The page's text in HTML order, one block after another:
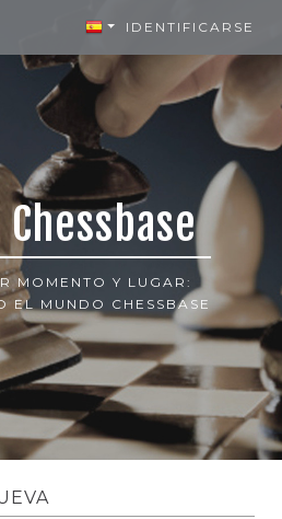
IDENTIFICARSE
MOMENTO Y LUGAR:
EL MUNDO CHESSBASE